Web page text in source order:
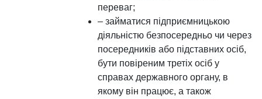
переваг;
– займатися підприємницькою
діяльністю безпосередньо чи через
посередників або підставних осіб,
бути повіреним третіх осіб у
справах державного органу, в
якому він працює, а також